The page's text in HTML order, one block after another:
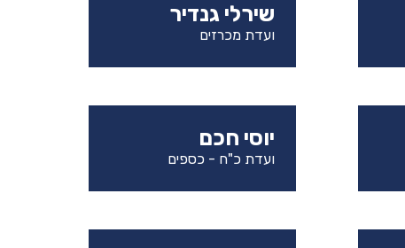
שירלי גנדיר
ועדת מכרזים
יוסי חכם
ועדת כ"ח - כספים